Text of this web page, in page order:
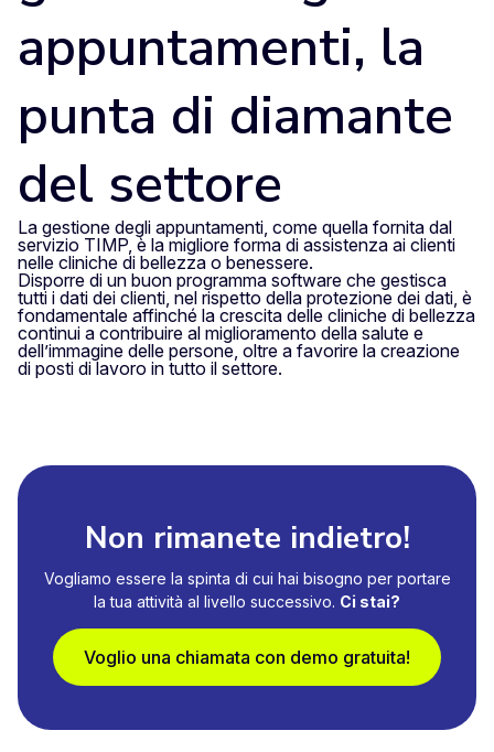
appuntamenti, la
punta di diamante
del settore
La gestione degli appuntamenti, come quella fornita dal
servizio TIMP, è la migliore forma di assistenza ai clienti
nelle cliniche di bellezza o benessere.
Disporre di un buon programma software che gestisca
tutti i dati dei clienti, nel rispetto della protezione dei dati, è
fondamentale affinché la crescita delle cliniche di bellezza
continui a contribuire al miglioramento della salute e
dell’immagine delle persone, oltre a favorire la creazione
di posti di lavoro in tutto il settore.
Non rimanete indietro!
Vogliamo essere la spinta di cui hai bisogno per portare
la tua attività al livello successivo. Ci stai?
Voglio una chiamata con demo gratuita!